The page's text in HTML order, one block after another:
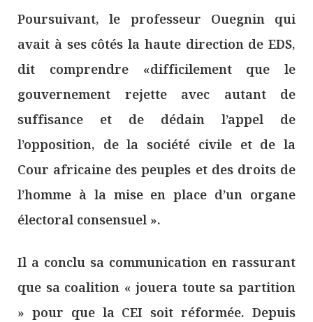
Poursuivant, le professeur Ouegnin qui
avait à ses côtés la haute direction de EDS,
dit comprendre «difficilement que le
gouvernement rejette avec autant de
suffisance et de dédain l’appel de
l’opposition, de la société civile et de la
Cour africaine des peuples et des droits de
l’homme à la mise en place d’un organe
électoral consensuel ».
Il a conclu sa communication en rassurant
que sa coalition « jouera toute sa partition
» pour que la CEI soit réformée. Depuis